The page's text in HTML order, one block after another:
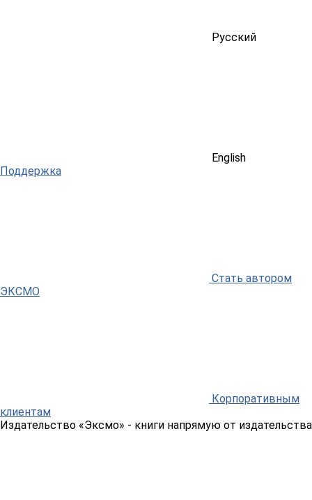
Русский
English
Поддержка
Стать автором
ЭКСМО
Корпоративным
клиентам
Издательство «Эксмо» - книги напрямую от издательства